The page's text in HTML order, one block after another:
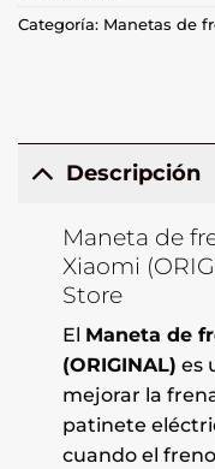
Categoría: Manetas de
Descripción
Maneta de
Xiaomi
Store
El Maneta de
(ORIGINAL) es
mejorar la
patinete
cuando el